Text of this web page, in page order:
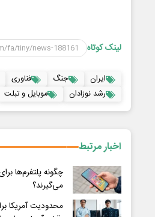
لینک کوتاه
ایران جنگ فناوری
رشد نوزادان
موبایل و تبلت
اخبار مرتبط
چگونه پلتفرم‌ها
می‌گیرند؟
محدودیت آمریکا